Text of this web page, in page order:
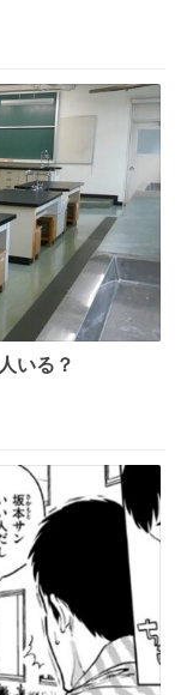
戸に捨てられて
いる？